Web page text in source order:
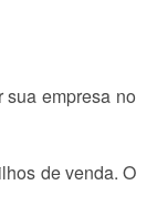
empresa no
de venda. O